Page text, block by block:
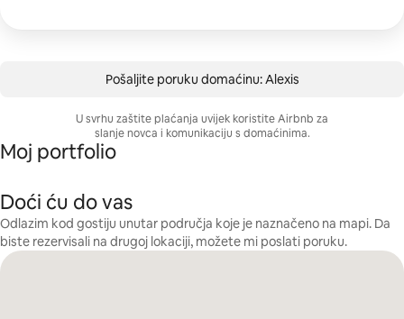
Pošaljite poruku domaćinu: Alexis
U svrhu zaštite plaćanja uvijek koristite Airbnb za
slanje novca i komunikaciju s domaćinima.
Moj portfolio
Doći ću do vas
Odlazim kod gostiju unutar područja koje je naznačeno na mapi. Da
biste rezervisali na drugoj lokaciji, možete mi poslati poruku.